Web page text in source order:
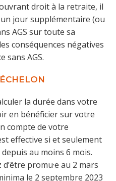
droit à la retraite, il
jour supplémentaire (ou
AGS sur toute sa
conséquences négatives
sans AGS.
la durée dans votre
en bénéficier sur votre
compte de votre
effective si et seulement
au moins 6 mois.
promu·e au 2 mars
le 2 septembre 2023